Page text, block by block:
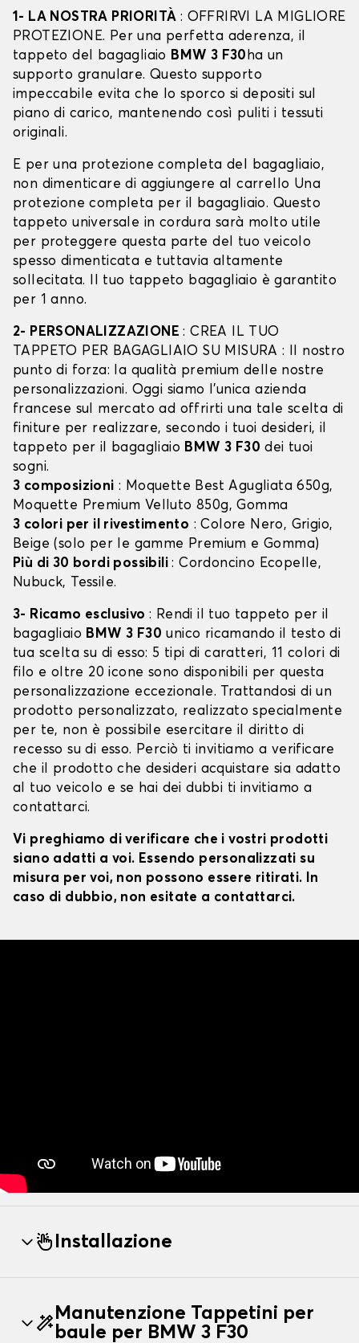
1- LA NOSTRA PRIORITÀ : OFFRIRVI LA MIGLIORE
PROTEZIONE. Per una perfetta aderenza, il
tappeto del bagagliaio BMW 3 F30ha un
supporto granulare. Questo supporto
impeccabile evita che lo sporco si depositi sul
piano di carico, mantenendo così puliti i tessuti
originali.
E per una protezione completa del bagagliaio,
non dimenticare di aggiungere al carrello Una
protezione completa per il bagagliaio. Questo
tappeto universale in cordura sarà molto utile
per proteggere questa parte del tuo veicolo
spesso dimenticata e tuttavia altamente
sollecitata. Il tuo tappeto bagagliaio è garantito
per 1 anno.
2- PERSONALIZZAZIONE: CREA IL TUO
TAPPETO PER BAGAGLIAIO SU MISURA : Il nostro
punto di forza: la qualità premium delle nostre
personalizzazioni. Oggi siamo l’unica azienda
francese sul mercato ad offrirti una tale scelta di
finiture per realizzare, secondo i tuoi desideri, il
tappeto per il bagagliaio BMW 3 F30 dei tuoi
sogni.
3 composizioni : Moquette Best Agugliata 650g,
Moquette Premium Velluto 850g, Gomma
3 colori per il rivestimento : Colore Nero, Grigio,
Beige (solo per le gamme Premium e Gomma)
Più di 30 bordi possibili: Cordoncino Ecopelle,
Nubuck, Tessile.
3- Ricamo esclusivo : Rendi il tuo tappeto per il
bagagliaio BMW 3 F30 unico ricamando il testo di
tua scelta su di esso: 5 tipi di caratteri, 11 colori di
filo e oltre 20 icone sono disponibili per questa
personalizzazione eccezionale. Trattandosi di un
prodotto personalizzato, realizzato specialmente
per te, non è possibile esercitare il diritto di
recesso su di esso. Perciò ti invitiamo a verificare
che il prodotto che desideri acquistare sia adatto
al tuo veicolo e se hai dei dubbi ti invitiamo a
contattarci.
Vi preghiamo di verificare che i vostri prodotti
siano adatti a voi. Essendo personalizzati su
misura per voi, non possono essere ritirati. In
caso di dubbio, non esitate a contattarci.
Installazione
Manutenzione Tappetini per
baule per BMW 3 F30